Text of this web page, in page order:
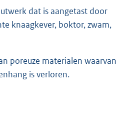
dat is aangetast door
knaagkever, boktor, zwam,
poreuze materialen waarvan
is verloren.